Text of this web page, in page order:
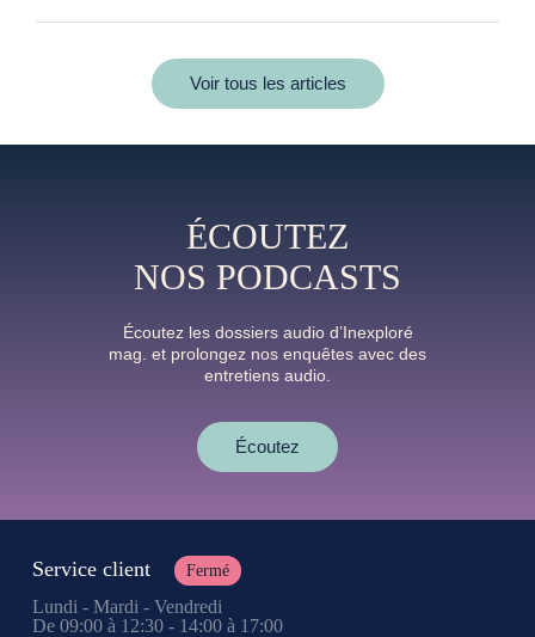
Voir tous les articles
ÉCOUTEZ
NOS PODCASTS
Écoutez les dossiers audio d’Inexploré
mag. et prolongez nos enquêtes avec des
entretiens audio.
Écoutez
Service client Fermé
Lundi - Mardi - Vendredi
De 09:00 à 12:30 - 14:00 à 17:00